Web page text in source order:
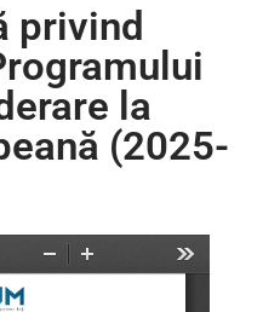
privind
la
(2025-